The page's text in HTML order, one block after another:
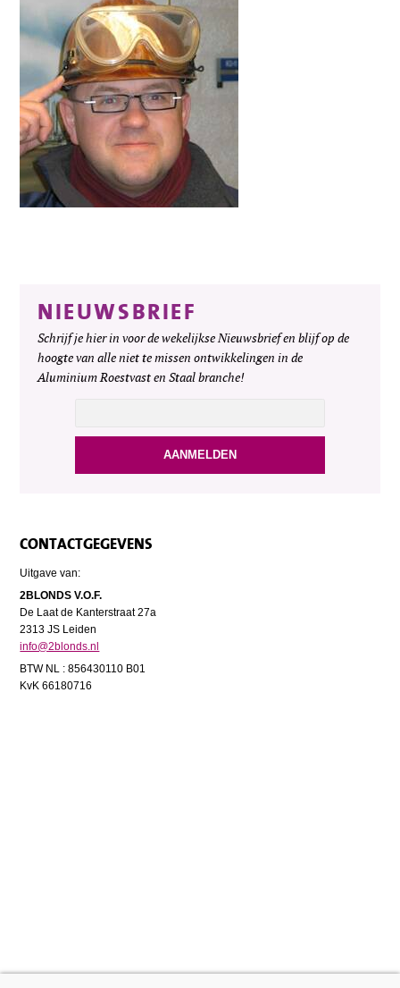
NIEUWSBRIEF
Schrijf je hier in voor de wekelijkse Nieuwsbrief en blijf op de
hoogte van alle niet te missen ontwikkelingen in de
Aluminium Roestvast en Staal branche!
CONTACTGEGEVENS
Uitgave van:
2BLONDS V.O.F.
De Laat de Kanterstraat 27a
2313 JS Leiden
info@2blonds.nl
BTW NL : 856430110 B01
KvK 66180716